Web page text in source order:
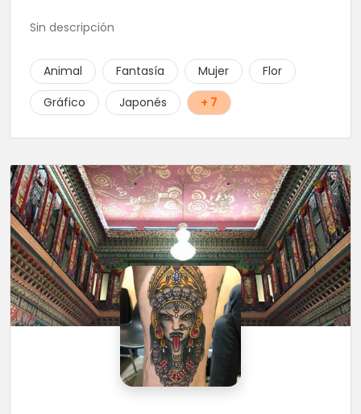
Sin descripción
Animal Fantasía Mujer
Flor
Gráfico
Japonés + 7